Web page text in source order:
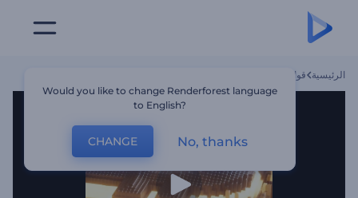
الرئيسية قوالب
Would you like to change Renderforest language
to English?
CHANGE No, thanks